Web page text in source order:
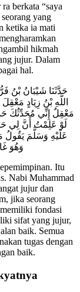
berkata “saya
yang
ketika ia mati
hikmah
jujur. Dalam
hal.
حَدَّثَنَا شَيْبَانُ بْنُ
اللَّهِ بْنُ زِيَادٍ
مَعْقِلٌ إِنِّي مُحَدِّثُكَ
لَوْ عَلِمْتُ أَنَّ لِي
عَلَيْهِ وَسَلَّمَ يَقُولُ
وَهُوَ
Itu
Nabi Muhammad
jujur dan
, jika seorang
fondasi
sifat yang jujur,
baik. Semua
tugas dengan
baik.